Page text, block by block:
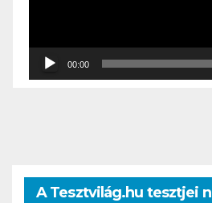
00:00
A Tesztvilág.hu tesztjei